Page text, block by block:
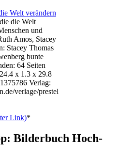
die Welt
und
Amos, Stacey
Stacey Thomas
bunte
64 Seiten
x 1.3 x 29.8
Verlag:
verlage/prestel
Link)*
Bilderbuch Hoch-